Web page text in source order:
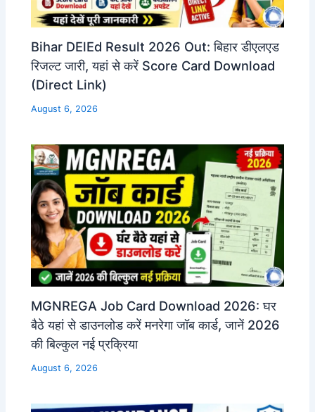
Bihar DElEd Result 2026 Out: बिहार डीएलएड
रिजल्ट जारी, यहां से करें Score Card Download
(Direct Link)
August 6, 2026
MGNREGA Job Card Download 2026: घर
बैठे यहां से डाउनलोड करें मनरेगा जॉब कार्ड, जानें 2026
की बिल्कुल नई प्रक्रिया
August 6, 2026